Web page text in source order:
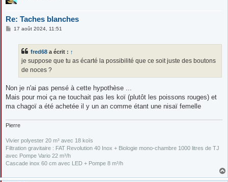
Re: Taches blanches
M
17 août 2024, 11:51
fred68 a écrit : ↑
je suppose que tu as écarté la possibilité que ce soit juste des boutons
de noces ?
Non je n'ai pas pensé à cette hypothèse ...
Mais pour moi ça ne touchait pas les koï (plutôt les poissons rouges) et
ma chagoï a été achetée il y un an comme étant une nisaï femelle
Pierre
Vivier polyester 20 m³ avec 18 koïs
Filtration gravitaire : FAT Revolution 40 Inox + Biologie mono-chambre 1000 litres de TJ
avec Pompe Vario 22 m³/h
Cascade inox 60 cm avec LED + Pompe 8 m³/h